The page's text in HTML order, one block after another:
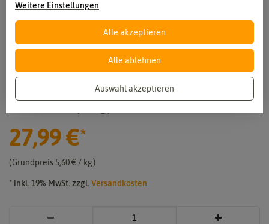
Vergrößern durch berühren
BIO BIO-AKTIV Rasen-Dünger mit
ProtoPlus (5 kg)
27,99 €*
Grundpreis 5,60 € / kg
* inkl. 19% MwSt. zzgl. Versandkosten
Weitere Einstellungen
Alle akzeptieren
Alle ablehnen
Auswahl akzeptieren